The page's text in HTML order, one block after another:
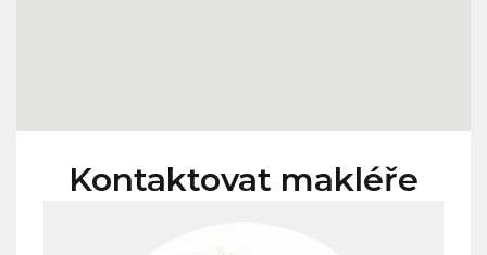
Kontaktovat makléře